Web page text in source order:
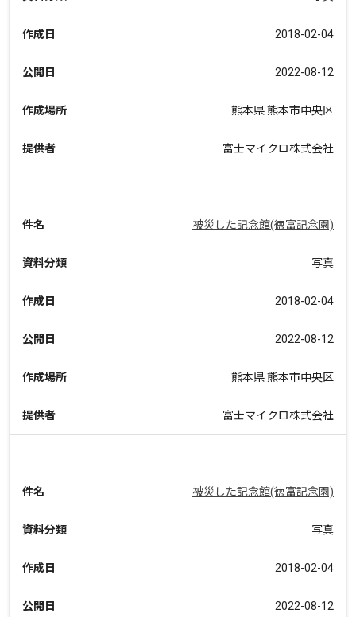
作成日 2018-02-04
公開日 2022-08-12
作成場所 熊本県 熊本市中央区
提供者 富士マイクロ株式会社
件名 被災した記念館(徳富記念園)
資料分類 写真
作成日 2018-02-04
公開日 2022-08-12
作成場所 熊本県 熊本市中央区
提供者 富士マイクロ株式会社
件名 被災した記念館(徳富記念園)
資料分類 写真
作成日 2018-02-04
公開日 2022-08-12